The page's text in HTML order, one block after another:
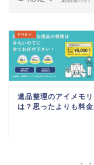
遺品整理のアイメモ
は？思ったよりも料金